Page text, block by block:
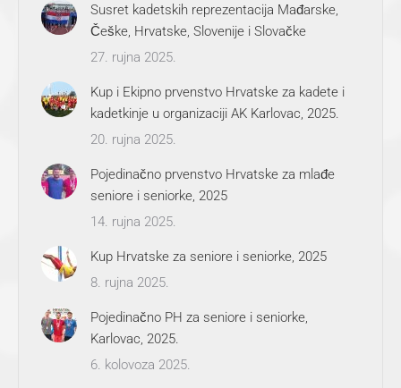
Susret kadetskih reprezentacija Mađarske,
Češke, Hrvatske, Slovenije i Slovačke
27. rujna 2025.
Kup i Ekipno prvenstvo Hrvatske za kadete i
kadetkinje u organizaciji AK Karlovac, 2025.
20. rujna 2025.
Pojedinačno prvenstvo Hrvatske za mlađe
seniore i seniorke, 2025
14. rujna 2025.
Kup Hrvatske za seniore i seniorke, 2025
8. rujna 2025.
Pojedinačno PH za seniore i seniorke,
Karlovac, 2025.
6. kolovoza 2025.